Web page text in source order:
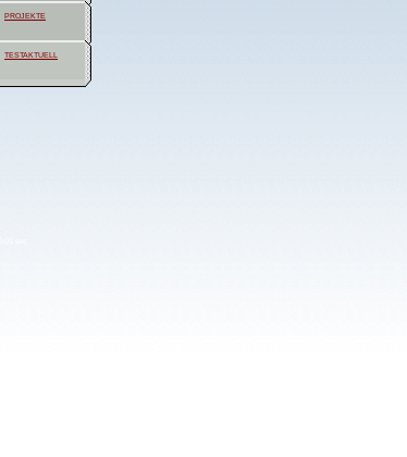
projekte
testaktuell